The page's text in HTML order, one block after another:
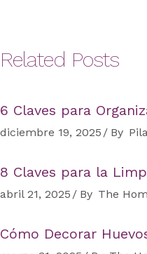
Related Posts
6 Claves para
diciembre 19, 2025 By
8 Claves para la
abril 21, 2025 By The
Cómo Decorar